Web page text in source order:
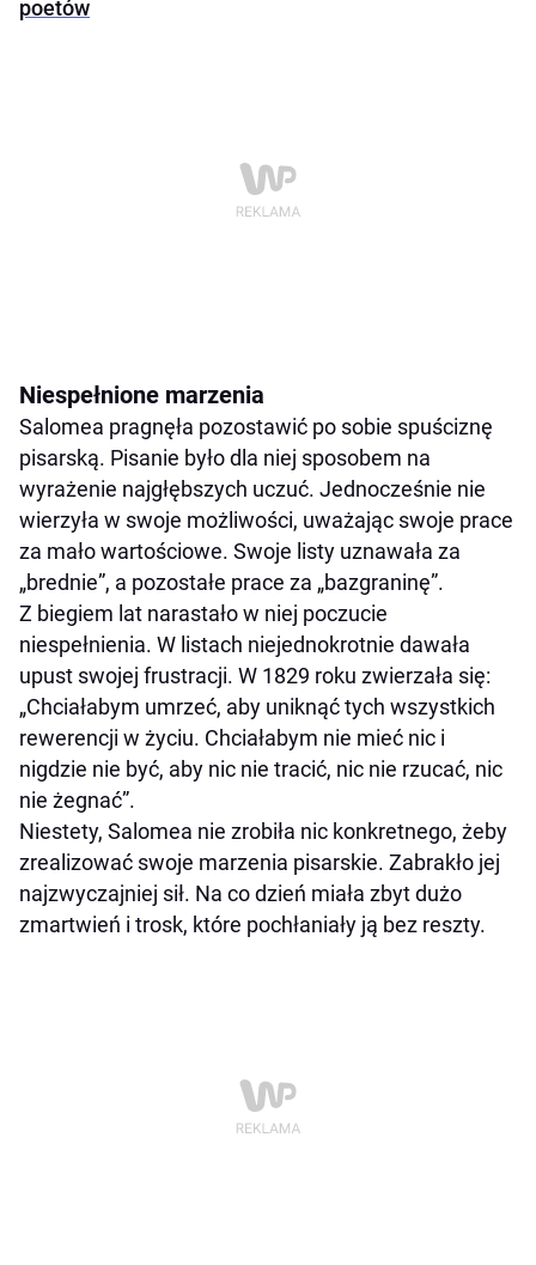
poetów
Niespełnione marzenia
Salomea pragnęła pozostawić po sobie spuściznę
pisarską. Pisanie było dla niej sposobem na
wyrażenie najgłębszych uczuć. Jednocześnie nie
wierzyła w swoje możliwości, uważając swoje prace
za mało wartościowe. Swoje listy uznawała za
„brednie”, a pozostałe prace za „bazgraninę”.
Z biegiem lat narastało w niej poczucie
niespełnienia. W listach niejednokrotnie dawała
upust swojej frustracji. W 1829 roku zwierzała się:
„Chciałabym umrzeć, aby uniknąć tych wszystkich
rewerencji w życiu. Chciałabym nie mieć nic i
nigdzie nie być, aby nic nie tracić, nic nie rzucać, nic
nie żegnać”.
Niestety, Salomea nie zrobiła nic konkretnego, żeby
zrealizować swoje marzenia pisarskie. Zabrakło jej
najzwyczajniej sił. Na co dzień miała zbyt dużo
zmartwień i trosk, które pochłaniały ją bez reszty.